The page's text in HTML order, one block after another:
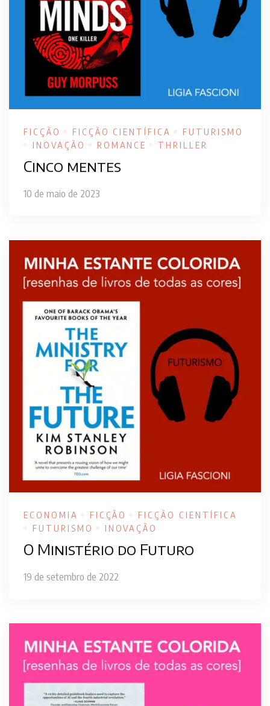
FICÇÃO FICÇÃO CIENTÍFICA
FUTURISMO
INOVAÇÃO
ROMANCE THRILLER
Cinco mentes
10 de maio de 2023
ECONOMIA FICÇÃO
FICÇÃO CIENTÍFICA
FUTURISMO
INOVAÇÃO
O Ministério do Futuro
19 de setembro de 2022